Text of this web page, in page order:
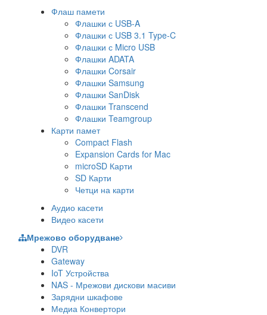
Флаш памети
Флашки с USB-A
Флашки с USB 3.1 Type-C
Флашки с Micro USB
Флашки ADATA
Флашки Corsair
Флашки Samsung
Флашки SanDisk
Флашки Transcend
Флашки Teamgroup
Карти памет
Compact Flash
Expansion Cards for Mac
microSD Карти
SD Карти
Четци на карти
Аудио касети
Видео касети
Мрежово оборудване
DVR
Gateway
IoT Устройства
NAS - Мрежови дискови масиви
Зарядни шкафове
Медиа Конвертори